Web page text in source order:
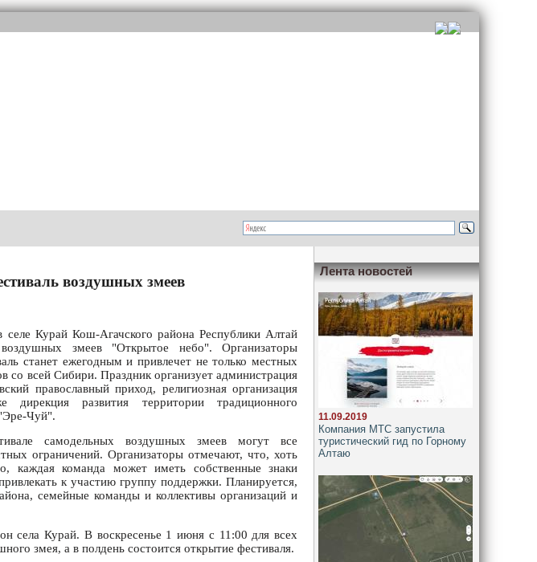
воздушных змеев
Курай Кош-Агачского района Республики Алтай
змеев "Открытое небо". Организаторы
станет ежегодным и привлечет не только местных
со всей Сибири. Праздник организует администрация
православный приход, религиозная организация
дирекция развития территории традиционного
Чуй".
самодельных воздушных змеев могут все
ограничений. Организаторы отмечают, что, хоть
каждая команда может иметь собственные знаки
к участию группу поддержки. Планируется,
семейные команды и коллективы организаций и
села Курай. В воскресенье 1 июня с 11:00 для всех
змея, а в полдень состоится открытие фестиваля.
Лента новостей
11.09.2019
Компания МТС запустила
туристический гид по Горному
Алтаю